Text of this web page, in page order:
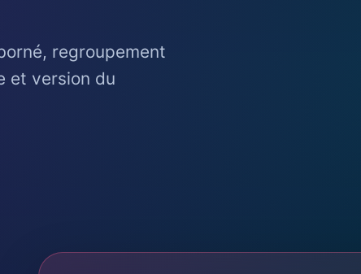
regroupement
et version du